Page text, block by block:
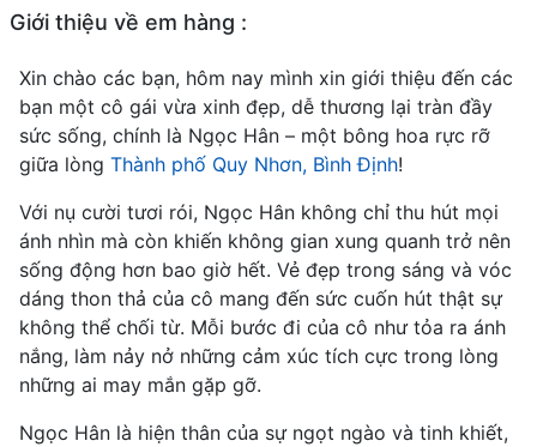
Giới thiệu về em hàng :
Xin chào các bạn, hôm nay mình xin giới thiệu đến các
bạn một cô gái vừa xinh đẹp, dễ thương lại tràn đầy
sức sống, chính là Ngọc Hân – một bông hoa rực rỡ
giữa lòng Thành phố Quy Nhơn, Bình Định!
Với nụ cười tươi rói, Ngọc Hân không chỉ thu hút mọi
ánh nhìn mà còn khiến không gian xung quanh trở nên
sống động hơn bao giờ hết. Vẻ đẹp trong sáng và vóc
dáng thon thả của cô mang đến sức cuốn hút thật sự
không thể chối từ. Mỗi bước đi của cô như tỏa ra ánh
nắng, làm nảy nở những cảm xúc tích cực trong lòng
những ai may mắn gặp gỡ.
Ngọc Hân là hiện thân của sự ngọt ngào và tinh khiết,